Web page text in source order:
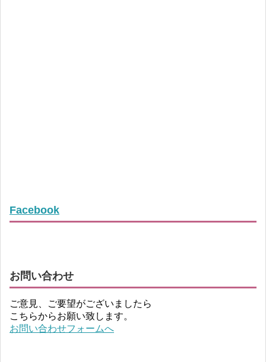
Facebook
お問い合わせ
ご意見、ご要望がございましたら
こちらからお願い致します。
お問い合わせフォームへ